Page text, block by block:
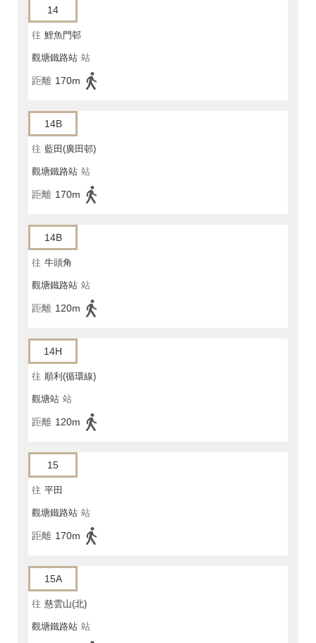
14
往 鯉魚門邨
觀塘鐵路站 站
距離 170m
14B
往 藍田(廣田邨)
觀塘鐵路站 站
距離 170m
14B
往 牛頭角
觀塘鐵路站 站
距離 120m
14H
往 順利(循環線)
觀塘站 站
距離 120m
15
往 平田
觀塘鐵路站 站
距離 170m
15A
往 慈雲山(北)
觀塘鐵路站 站